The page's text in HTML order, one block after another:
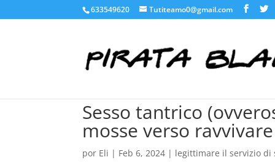
633549620 Tutiteamo0@gmail.com
Sesso tantrico
mosse verso
por Eli | Feb 6, 2024 | legittimare il servizio di